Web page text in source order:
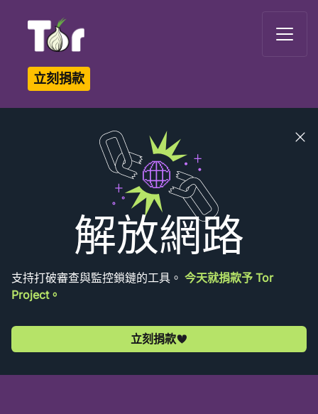
立刻捐款
解放網路
支持打破審查與監控鎖鏈的工具。 今天就捐款予 Tor
Project。
立刻捐款